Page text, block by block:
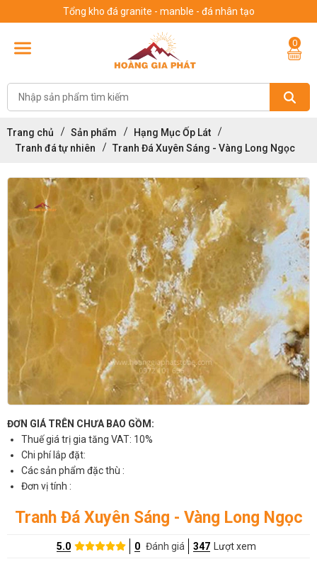
Tổng kho đá granite - manble - đá nhân tạo
0
Trang chủ Sản phẩm
Hạng Mục Ốp Lát
Tranh đá tự nhiên
Tranh Đá Xuyên Sáng - Vàng Long Ngọc
ĐƠN GIÁ TRÊN CHƯA BAO GỒM:
Thuế giá trị gia tăng VAT: 10%
Chi phí lắp đặt:
Các sản phẩm đặc thù :
Đơn vị tính :
Tranh Đá Xuyên Sáng - Vàng Long Ngọc
5.0 0 Đánh giá 347 Lượt xem